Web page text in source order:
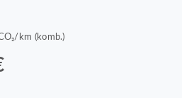
km (komb.)